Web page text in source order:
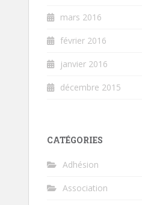
mars 2016
février 2016
janvier 2016
décembre 2015
CATÉGORIES
Adhésion
Association